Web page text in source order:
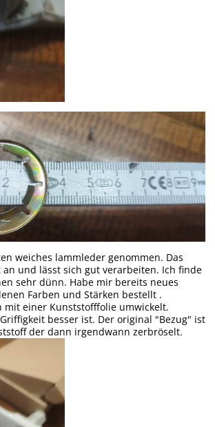
weiches lammleder genommen. Das
und lässt sich gut verarbeiten. Ich finde
sehr dünn. Habe mir bereits neues
Farben und Stärken bestellt .
mit einer Kunststofffolie umwickelt.
besser ist. Der original "Bezug" ist
der dann irgendwann zerbröselt.